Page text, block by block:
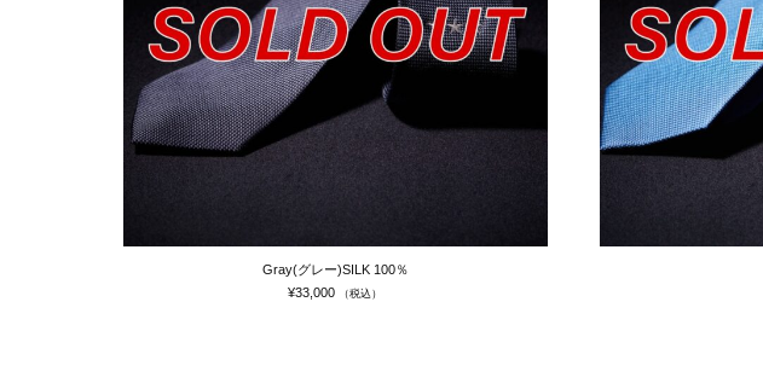
Gray(グレー)SILK 100％
¥33,000 （税込）